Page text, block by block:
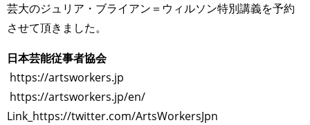
芸大のジュリア・ブライアン＝ウィルソン特別講義を予約
させて頂きました。
日本芸能従事者協会
https://artsworkers.jp
https://artsworkers.jp/en/
Link_https://twitter.com/ArtsWorkersJpn